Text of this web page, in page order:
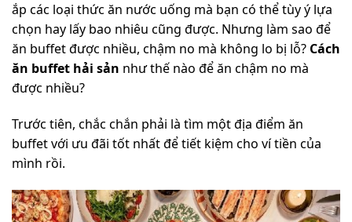
ắp các loại thức ăn nước uống mà bạn có thể tùy ý lựa
chọn hay lấy bao nhiêu cũng được. Nhưng làm sao để
ăn buffet được nhiều, chậm no mà không lo bị lỗ? Cách
ăn buffet hải sản như thế nào để ăn chậm no mà
được nhiều?
Trước tiên, chắc chắn phải là tìm một địa điểm ăn
buffet với ưu đãi tốt nhất để tiết kiệm cho ví tiền của
mình rồi.